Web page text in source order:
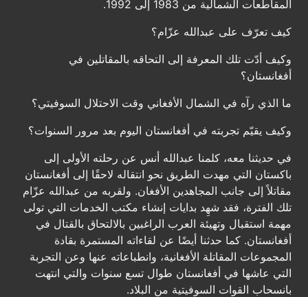
المقاطعات الشمالية من 1983 إلى 1992.
كيف تعرّف على عبدالله عزّام؟
وكيف أدّت تلك المعرفة إلى التحاقه بالمقاتلين في
أفغانستان؟
ما الذي رآه في الشمال الأفغاني وقت الاحتلال السوفيتي؟
وكيف يقيّم تجربته في أفغانستان اليوم بعد مرور السنوات؟
في حديثنا معه، كلمنا عبدالله أنس عن رحلته الأولى إلى
باكستان التي مهدت الطريق نحو انتقاله لاحقًا إلى أفغانستان
مقاتلاً إلى جانب المجاهدين الأفغان. ولقربه من عبدالله عزّام
تلك الفترة، فقد شهِد بدايات إنشاء مكتب الخدمات التي تولى
مهمة استقبال وتهيئة العرب الراغبين بالالتحاق بالقتال في
أفغانستان. كما حدثنا أيضًا عن لقاءاته المستمرة بقادة
المجموعات المقاتلة الأفغانية، وانطباعاته عنها وعن التجربة
التي عاشها في أفغانستان طوال تسع سنوات والتي انتهت
بانسحاب القوات السوفيتية من البلاد.